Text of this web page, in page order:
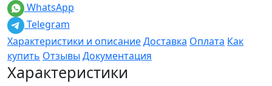
WhatsApp
Telegram
Характеристики и описаниеДоставка Оплата Как
купить Отзывы Документация
Характеристики